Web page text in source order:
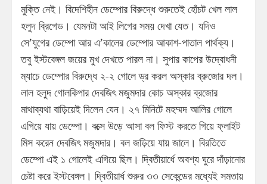
মুক্তি নেই। বিদেশিহীন ডেম্পোর বিরুদ্ধে শুরুতেই হোঁচট খেল লাল
হলুদ ব্রিগেড। যেমনটা আই লিগের সময় দেখা যেত। যদিও
সে’যুগের ডেম্পো আর এ’কালের ডেম্পোর আকাশ-পাতাল পার্থক্য।
তবু ইস্টবেঙ্গল জয়ের মুখ দেখতে পারল না। সুপার কাপের উদ্বোধনী
ম্যাচে ডেম্পোর বিরুদ্ধে ২-২ গোলে ড্র করল অস্কার ব্রুজোর দল।
লাল হলুদ গোলকিপার দেবজিৎ মজুমদার কোচ অস্কার ব্রজোর
মাথাব্যথা বাড়িয়েই দিলেন যেন। ২৭ মিনিটে মহম্মদ আলির গোলে
এগিয়ে যায় ডেম্পো। বক্সে উড়ে আসা বল ফিস্ট করতে গিয়ে ফ্লাইট
মিস করেন দেবজিৎ মজুমদার। বল জড়িয়ে যায় জালে। বিরতিতে
ডেম্পো এই ১ গোলেই এগিয়ে ছিল। দ্বিতীয়ার্ধে অবশ্য ঘুরে দাঁড়ানোর
চেষ্টা করে ইস্টবেঙ্গল। দ্বিতীয়ার্ধ শুরুর ৩৩ সেকেন্ডের মধ্যেই সমতায়